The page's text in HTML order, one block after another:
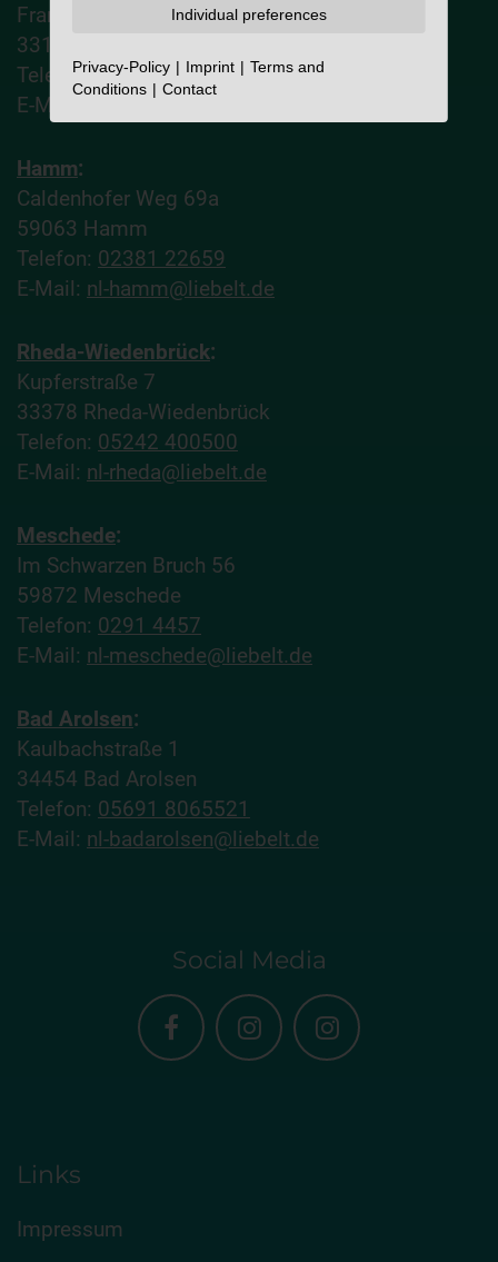
Frankfurter Weg 52
33106 Paderborn
Telefon:05251 760061
E-Mail:
nl-paderborn@liebelt.de
Hamm:
Caldenhofer Weg 69a
59063 Hamm
Telefon: 02381 22659
E-Mail: nl-hamm@liebelt.de
Rheda-Wiedenbrück:
Kupferstraße 7
33378 Rheda-Wiedenbrück
Telefon: 05242 400500
E-Mail: nl-rheda@liebelt.de
Meschede:
Im Schwarzen Bruch 56
59872 Meschede
Telefon: 0291 4457
E-Mail: nl-meschede@liebelt.de
Bad Arolsen:
Kaulbachstraße 1
34454 Bad Arolsen
Telefon: 05691 8065521
E-Mail: nl-badarolsen@liebelt.de
Social Media
Links
Impressum
Individual preferences
Privacy-Policy Imprint
Terms and
Conditions
Contact